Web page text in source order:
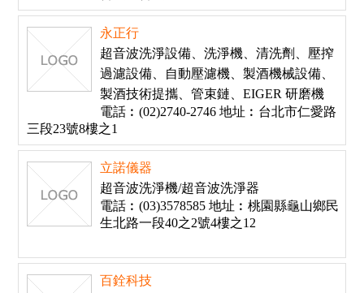
永正行
超音波洗淨設備、洗淨機、清洗劑、壓搾
過濾設備、自動壓濾機、製酒機械設備、
製酒技術提攜、管束鏈、EIGER 研磨機
電話︰(02)2740-2746 地址︰台北市仁愛路
三段23號8樓之1
立諾儀器
超音波洗淨機/超音波洗淨器
電話︰(03)3578585 地址︰桃園縣龜山鄉民
生北路一段40之2號4樓之12
百銓科技